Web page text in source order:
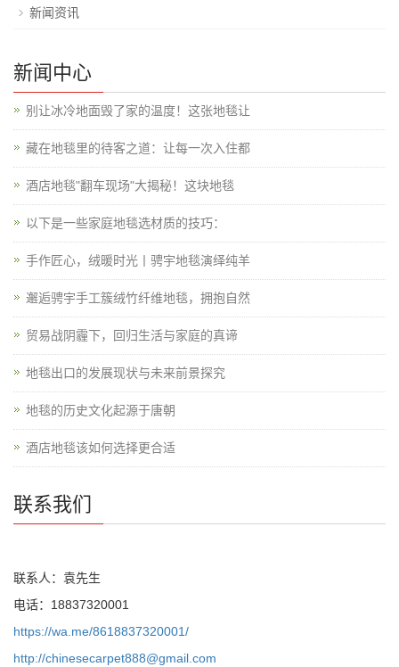
新闻资讯
新闻中心
别让冰冷地面毁了家的温度！这张地毯让
藏在地毯里的待客之道：让每一次入住都
酒店地毯"翻车现场"大揭秘！这块地毯
以下是一些家庭地毯选材质的技巧：
手作匠心，绒暖时光丨骋宇地毯演绎纯羊
邂逅骋宇手工簇绒竹纤维地毯，拥抱自然
贸易战阴霾下，回归生活与家庭的真谛
地毯出口的发展现状与未来前景探究
地毯的历史文化起源于唐朝
酒店地毯该如何选择更合适
联系我们
联系人：袁先生
电话：18837320001
https://wa.me/8618837320001/
http://chinesecarpet888@gmail.com